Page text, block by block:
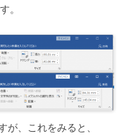
。
、これをみると、